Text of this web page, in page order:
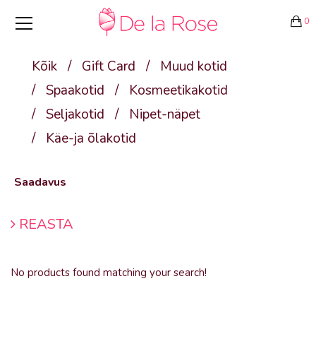
0
Kõik / Gift Card /
Muud kotid
/ Spaakotid /
Kosmeetikakotid
/ Seljakotid /
Nipet-näpet
/
Käe-ja õlakotid
Saadavus
REASTA
No products found matching your search!